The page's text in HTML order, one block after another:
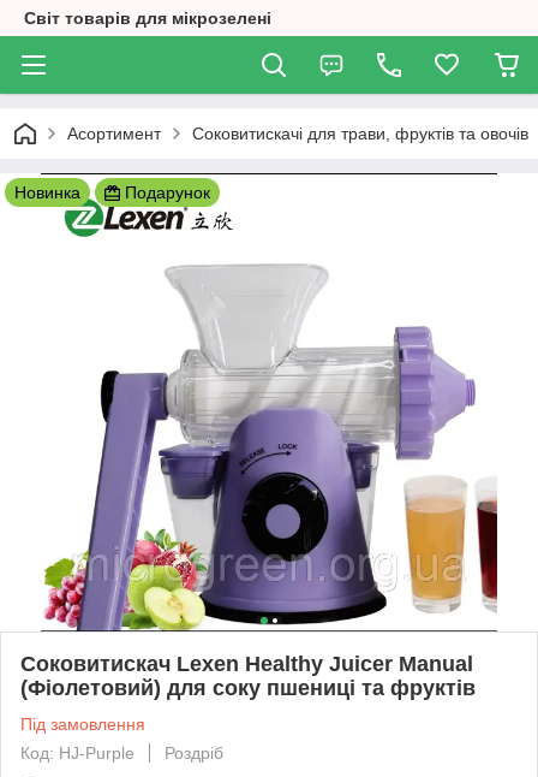
Світ товарів для мікрозелені
Асортимент Соковитискачі для трави, фруктів та овочів
Новинка Подарунок
Соковитискач Lexen Healthy Juicer Manual
(Фіолетовий) для соку пшениці та фруктів
Під замовлення
Код: HJ-Purple
Роздріб